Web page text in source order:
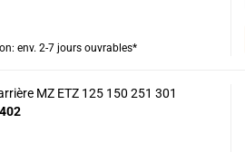
env. 2-7 jours ouvrables*
MZ ETZ 125 150 251 301